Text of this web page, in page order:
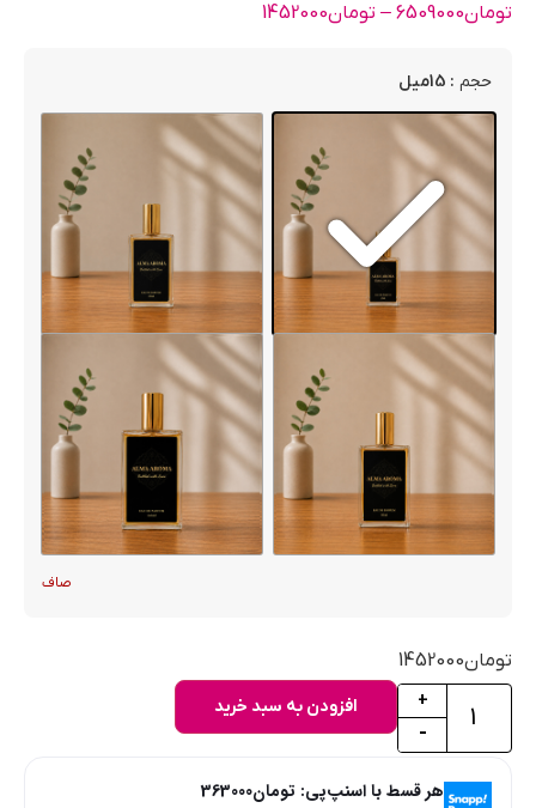
تومان6509000
– تومان1452000
حجم : 15میل
صاف
تومان1452000
-
+ افزودن به سبد خرید
هر قسط با اسنپ‌پی: تومان363000